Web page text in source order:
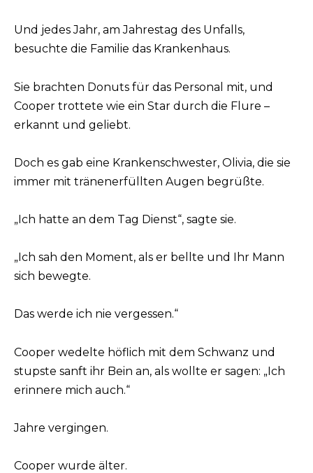
Und jedes Jahr, am Jahrestag des Unfalls,
besuchte die Familie das Krankenhaus.
Sie brachten Donuts für das Personal mit, und
Cooper trottete wie ein Star durch die Flure –
erkannt und geliebt.
Doch es gab eine Krankenschwester, Olivia, die sie
immer mit tränenerfüllten Augen begrüßte.
„Ich hatte an dem Tag Dienst“, sagte sie.
„Ich sah den Moment, als er bellte und Ihr Mann
sich bewegte.
Das werde ich nie vergessen.“
Cooper wedelte höflich mit dem Schwanz und
stupste sanft ihr Bein an, als wollte er sagen: „Ich
erinnere mich auch.“
Jahre vergingen.
Cooper wurde älter.